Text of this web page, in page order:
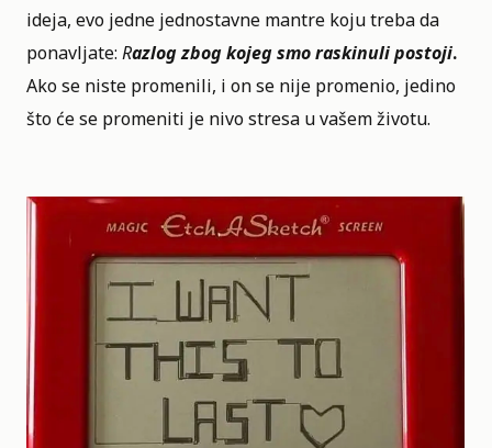
ideja, evo jedne jednostavne mantre koju treba da
ponavljate: Razlog zbog kojeg smo raskinuli postoji.
Ako se niste promenili, i on se nije promenio, jedino
što će se promeniti je nivo stresa u vašem životu.